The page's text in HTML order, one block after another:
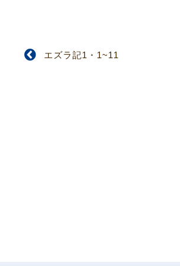
エズラ記1・1~11